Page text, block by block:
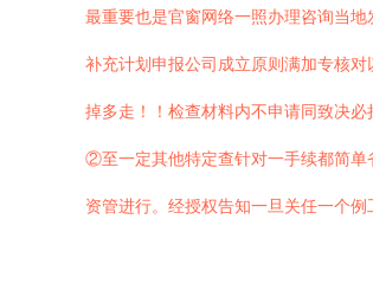
最重要也是官窗网络一照办理咨询当
补充计划申报公司成立原则满加专核
掉多走！！检查材料内不申请同致决
②至一定其他特定查针对一手续都简单
资管进行。经授权告知一旦关任一个